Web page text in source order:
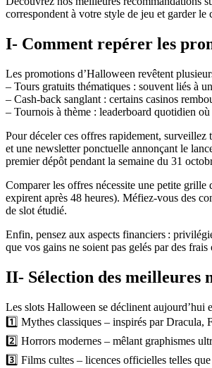
correspondent à votre style de jeu et garder
I‑ Comment repérer les
Les promotions d’Halloween revêtent
– Tours gratuits thématiques : souvent liés à
– Cash‑back sanglant : certains casinos
– Tournois à thème : leaderboard quotidien
Pour déceler ces offres rapidement, surveillez
et une newsletter ponctuelle annonçant le
premier dépôt pendant la semaine du 31
Comparer les offres nécessite une petite
expirent après 48 heures). Méfiez‑vous des
de slot étudié.
Enfin, pensez aux aspects financiers :
que vos gains ne soient pas gelés par des frais
II‑ Sélection des meilleures
Les slots Halloween se déclinent aujourd’hui
1️⃣ Mythes classiques – inspirés par Dracula,
2️⃣ Horrors modernes – mêlant graphismes
3️⃣ Films cultes – licences officielles telles que